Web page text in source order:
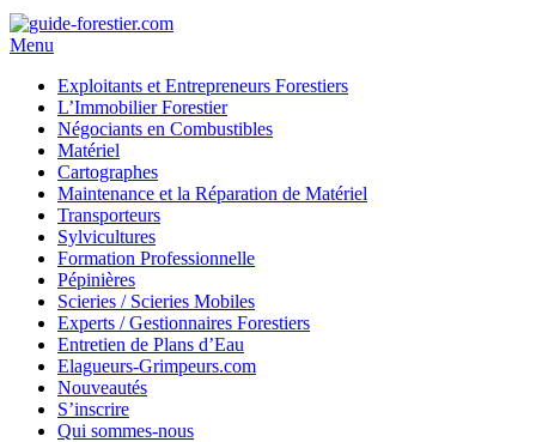
Menu
Exploitants et Entrepreneurs Forestiers
L’Immobilier Forestier
Négociants en Combustibles
Matériel
Cartographes
Maintenance et la Réparation de Matériel
Transporteurs
Sylvicultures
Formation Professionnelle
Pépinières
Scieries / Scieries Mobiles
Experts / Gestionnaires Forestiers
Entretien de Plans d’Eau
Elagueurs-Grimpeurs.com
Nouveautés
S’inscrire
Qui sommes-nous